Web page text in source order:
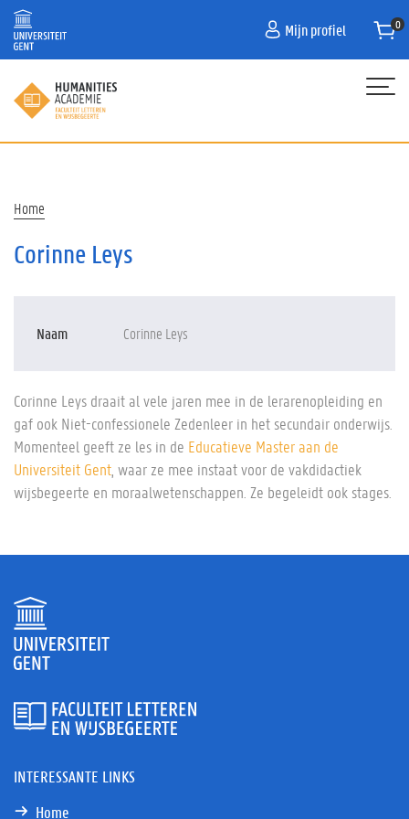
Overslaan
naar
inhoud
gaan
Mijn profiel
PROGRAMMA
Kruimelpad
Home
Corinne Leys
Naam Corinne Leys
Corinne Leys draait al vele jaren mee in de lerarenopleiding en
gaf ook Niet-confessionele Zedenleer in het secundair onderwijs.
Momenteel geeft ze les in de Educatieve Master aan de
Universiteit Gent, waar ze mee instaat voor de vakdidactiek
wijsbegeerte en moraalwetenschappen. Ze begeleidt ook stages.
INTERESSANTE LINKS
Home